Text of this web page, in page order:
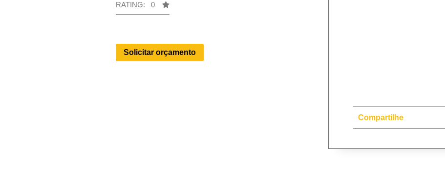
RATING: 0
Solicitar orçamento
Compartilhe